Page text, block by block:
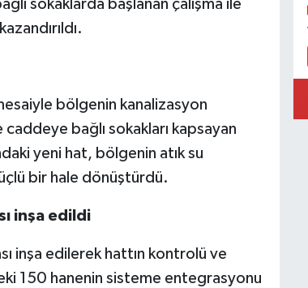
sokaklarda başlanan çalışma ile
bölgenin kanalizasyon
bağlı sokakları kapsayan
yeni hat, bölgenin atık su
bir hale dönüştürdü.
inşa edildi
inşa edilerek hattın kontrolü ve
150 hanenin sisteme entegrasyonu